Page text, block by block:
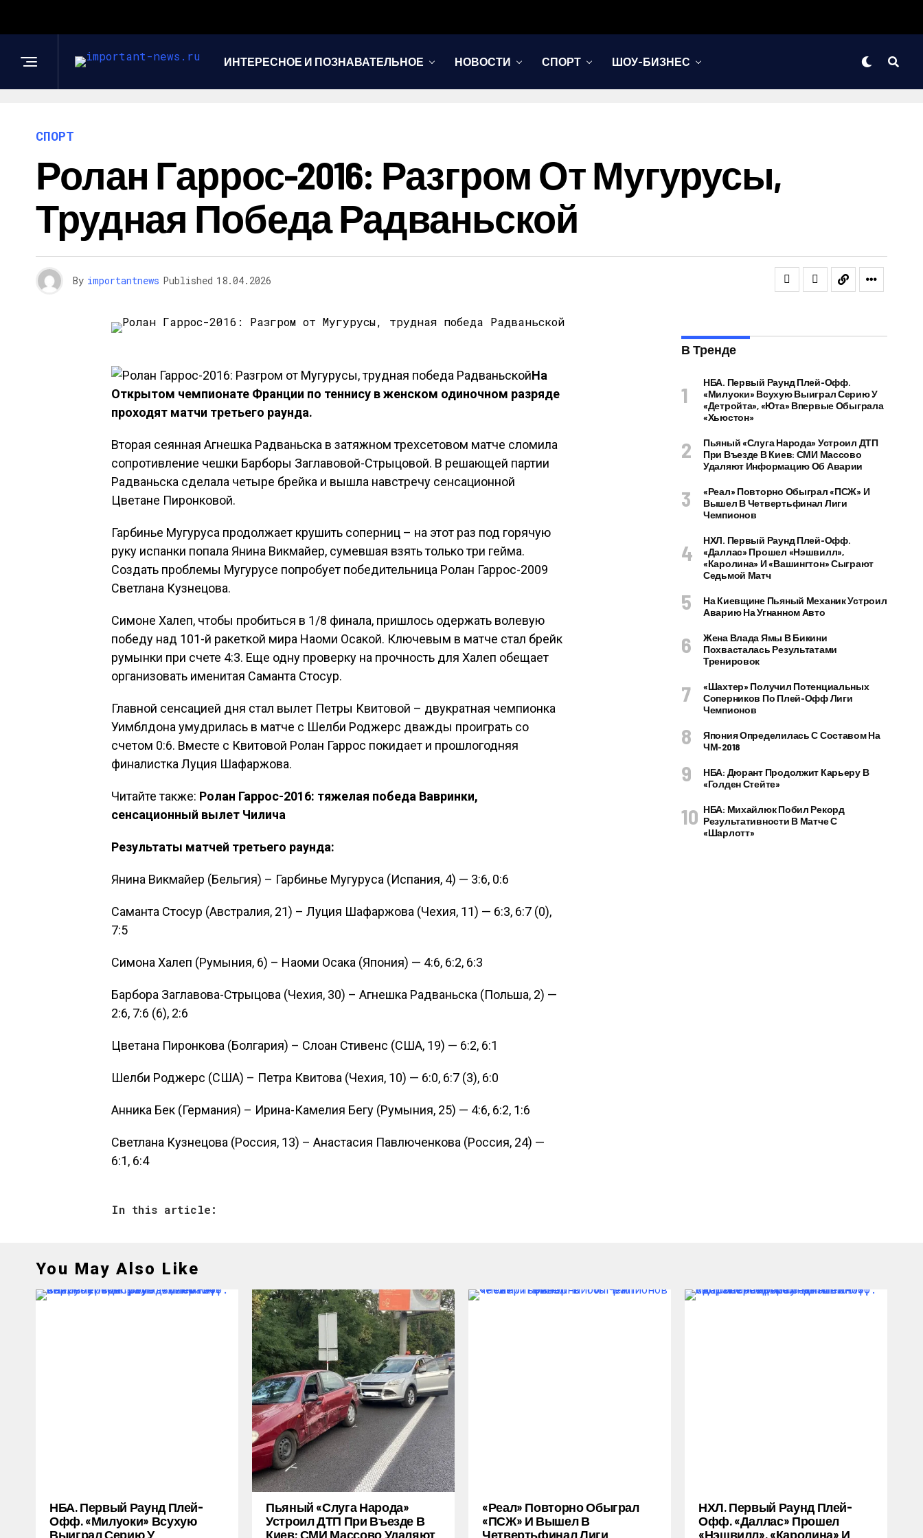
ИНТЕРЕСНОЕ И ПОЗНАВАТЕЛЬНОЕ НОВОСТИ СПОРТ ШОУ-БИЗНЕС
СПОРТ
Ролан Гаррос-2016: Разгром От Мугурусы,
Трудная Победа Радваньской
By importantnews Published 18.04.2026
На
Открытом чемпионате Франции по теннису в женском одиночном разряде
проходят матчи третьего раунда.
Вторая сеянная Агнешка Радваньска в затяжном трехсетовом матче сломила
сопротивление чешки Барборы Заглавовой-Стрыцовой. В решающей партии
Радваньска сделала четыре брейка и вышла навстречу сенсационной
Цветане Пиронковой.
Гарбинье Мугуруса продолжает крушить соперниц – на этот раз под горячую
руку испанки попала Янина Викмайер, сумевшая взять только три гейма.
Создать проблемы Мугурусе попробует победительница Ролан Гаррос-2009
Светлана Кузнецова.
Симоне Халеп, чтобы пробиться в 1/8 финала, пришлось одержать волевую
победу над 101-й ракеткой мира Наоми Осакой. Ключевым в матче стал брейк
румынки при счете 4:3. Еще одну проверку на прочность для Халеп обещает
организовать именитая Саманта Стосур.
Главной сенсацией дня стал вылет Петры Квитовой – двукратная чемпионка
Уимблдона умудрилась в матче с Шелби Роджерс дважды проиграть со
счетом 0:6. Вместе с Квитовой Ролан Гаррос покидает и прошлогодняя
финалистка Луция Шафаржова.
Читайте также: Ролан Гаррос-2016: тяжелая победа Вавринки,
сенсационный вылет Чилича
Результаты матчей третьего раунда:
Янина Викмайер (Бельгия) – Гарбинье Мугуруса (Испания, 4) — 3:6, 0:6
Саманта Стосур (Австралия, 21) – Луция Шафаржова (Чехия, 11) — 6:3, 6:7 (0),
7:5
Симона Халеп (Румыния, 6) – Наоми Осака (Япония) — 4:6, 6:2, 6:3
Барбора Заглавова-Стрыцова (Чехия, 30) – Агнешка Радваньска (Польша, 2) —
2:6, 7:6 (6), 2:6
Цветана Пиронкова (Болгария) – Слоан Стивенс (США, 19) — 6:2, 6:1
Шелби Роджерс (США) – Петра Квитова (Чехия, 10) — 6:0, 6:7 (3), 6:0
Анника Бек (Германия) – Ирина-Камелия Бегу (Румыния, 25) — 4:6, 6:2, 1:6
Светлана Кузнецова (Россия, 13) – Анастасия Павлюченкова (Россия, 24) —
6:1, 6:4
In this article:
В Тренде
НБА. Первый Раунд Плей-Офф.
«Милуоки» Всухую Выиграл Серию У
«Детройта», «Юта» Впервые Обыграла
«Хьюстон»
Пьяный «слуга Народа» Устроил ДТП
При Въезде В Киев: СМИ Массово
Удаляют Информацию Об Аварии
«Реал» Повторно Обыграл «ПСЖ» И
Вышел В Четвертьфинал Лиги
Чемпионов
НХЛ. Первый Раунд Плей-Офф.
«Даллас» Прошел «Нэшвилл»,
«Каролина» И «Вашингтон» Сыграют
Седьмой Матч
На Киевщине Пьяный Механик Устроил
Аварию На Угнанном Авто
Жена Влада Ямы В Бикини
Похвасталась Результатами
Тренировок
«Шахтер» Получил Потенциальных
Соперников По Плей-Офф Лиги
Чемпионов
Япония Определилась С Составом На
ЧМ-2018
НБА: Дюрант Продолжит Карьеру В
«Голден Стейте»
НБА: Михайлюк Побил Рекорд
Результативности В Матче С
«Шарлотт»
You May Also Like
НБА. Первый Раунд Плей-
Офф. «Милуоки» Всухую
Выиграл Серию У
Пьяный «слуга Народа»
Устроил ДТП При Въезде В
Киев: СМИ Массово Удаляют
«Реал» Повторно Обыграл
«ПСЖ» И Вышел В
Четвертьфинал Лиги
НХЛ. Первый Раунд Плей-
Офф. «Даллас» Прошел
«Нэшвилл», «Каролина» И